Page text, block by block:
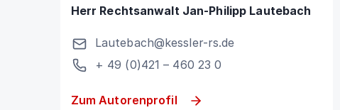
Herr Rechtsanwalt Jan-Philipp Lautebach
Lautebach@kessler-rs.de
+ 49 (0)421 – 460 23 0
Zum Autorenprofil